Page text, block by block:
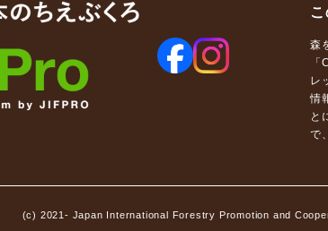
森
レ
情
と
で
(c) 2021- Japan International Forestry Promotion and